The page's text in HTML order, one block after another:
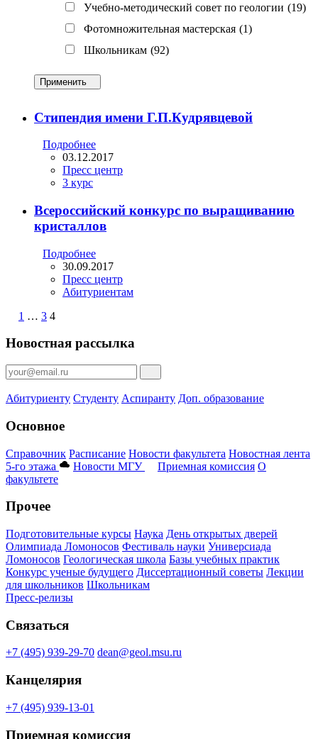
Учебно-методический совет по геологии (19)
Фотомножительная мастерская (1)
Школьникам (92)
Применить
Стипендия имени Г.П.Кудрявцевой
Подробнее
03.12.2017
Пресс центр
3 курс
Всероссийский конкурс по выращиванию
кристаллов
Подробнее
30.09.2017
Пресс центр
Абитуриентам
1 … 3 4
Новостная рассылка
Абитуриенту Студенту Аспиранту Доп. образование
Основное
Справочник Расписание Новости факультета Новостная лента
5-го этажа
Новости МГУ Приемная комиссия О
факультете
Прочее
Подготовительные курсы Наука День открытых дверей
Олимпиада Ломоносов Фестиваль науки Универсиада
Ломоносов Геологическая школа Базы учебных практик
Конкурс ученые будущего Диссертационный советы Лекции
для школьников Школьникам
Пресс-релизы
Связаться
+7 (495) 939-29-70 dean@geol.msu.ru
Канцелярия
+7 (495) 939-13-01
Приемная комиссия